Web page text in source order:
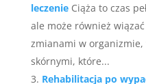
leczenie Ciąża to czas
ale może również
zmianami w
skórnymi, które...
Rehabilitacja po